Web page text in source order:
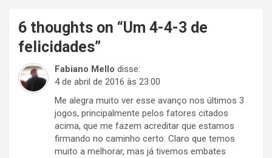
6 thoughts on “Um 4-4-3 de
felicidades”
Fabiano Mello disse:
4 de abril de 2016 às 23:00
Me alegra muito ver esse avanço nos últimos 3
jogos, principalmente pelos fatores citados
acima, que me fazem acreditar que estamos
firmando no caminho certo. Claro que temos
muito a melhorar, mas já tivemos embates